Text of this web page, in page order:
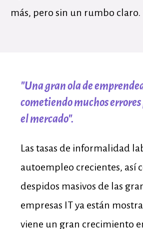
más, pero sin un rumbo claro.
"Una gran ola de
cometiendo muchos
el mercado".
Las tasas de informalidad
autoempleo crecientes, así
despidos masivos de las
empresas IT ya están
viene un gran crecimiento